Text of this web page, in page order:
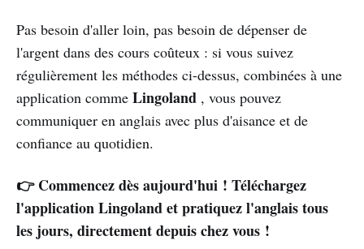
Pas besoin d'aller loin, pas besoin de dépenser de
l'argent dans des cours coûteux : si vous suivez
régulièrement les méthodes ci-dessus, combinées à une
application comme Lingoland , vous pouvez
communiquer en anglais avec plus d'aisance et de
confiance au quotidien.
👉 Commencez dès aujourd'hui ! Téléchargez
l'application Lingoland et pratiquez l'anglais tous
les jours, directement depuis chez vous !